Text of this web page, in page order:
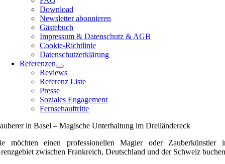
Download
Newsletter abonnieren
Gästebuch
Impressum & Datenschutz & AGB
Cookie-Richtlinie
Datenschutzerklärung
Referenzen
Reviews
Referenz Liste
Presse
Soziales Engagement
Fernsehauftritte
in Basel – Magische Unterhaltung im Dreiländereck
möchten einen professionellen Magier oder Zauberkünstler
zwischen Frankreich, Deutschland und der Schweiz